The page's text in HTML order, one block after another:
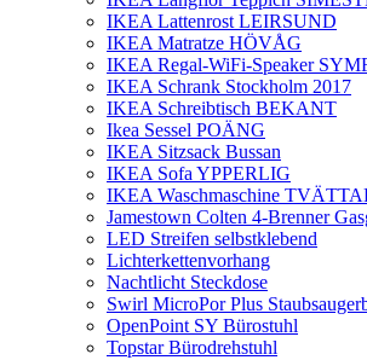
IKEA Lattenrost LEIRSUND
IKEA Matratze HÖVÅG
IKEA Regal-WiFi-Speaker
IKEA Schrank Stockholm 2017
IKEA Schreibtisch BEKANT
Ikea Sessel POÄNG
IKEA Sitzsack Bussan
IKEA Sofa YPPERLIG
IKEA Waschmaschine
Jamestown Colten 4-Brenner
LED Streifen selbstklebend
Lichterkettenvorhang
Nachtlicht Steckdose
Swirl MicroPor Plus
OpenPoint SY Bürostuhl
Topstar Bürodrehstuhl